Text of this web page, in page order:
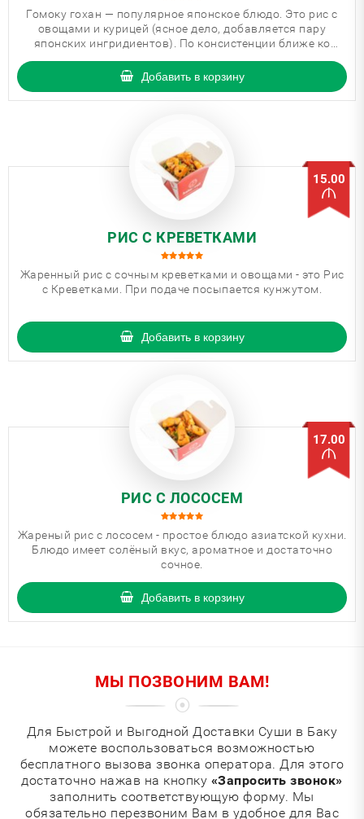
Гомоку гохан — популярное японское блюдо. Это рис с
овощами и курицей (ясное дело, добавляется пару
японских ингридиентов). По консистенции ближе ко
Добавить в корзину
РИС С КРЕВЕТКАМИ
15.00
Жаренный рис с сочным креветками и овощами - это Рис
с Креветками. При подаче посыпается кунжутом.
Добавить в корзину
РИС С ЛОСОСЕМ
17.00
Жареный рис с лососем - простое блюдо азиатской кухни.
Блюдо имеет солёный вкус, ароматное и достаточно
сочное.
Добавить в корзину
МЫ ПОЗВОНИМ ВАМ!
Для Быстрой и Выгодной Доставки Суши в Баку
можете воспользоваться возможностью
бесплатного вызова звонка оператора. Для этого
достаточно нажав на кнопку «Запросить звонок»
заполнить соответствующую форму. Мы
обязательно перезвоним Вам в удобное для Вас